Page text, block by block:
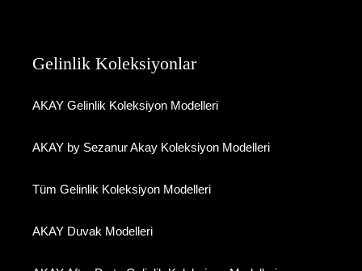
Gelinlik Koleksiyonlar
AKAY Gelinlik Koleksiyon Modelleri
AKAY by Sezanur Akay Koleksiyon Modelleri
Tüm Gelinlik Koleksiyon Modelleri
AKAY Duvak Modelleri